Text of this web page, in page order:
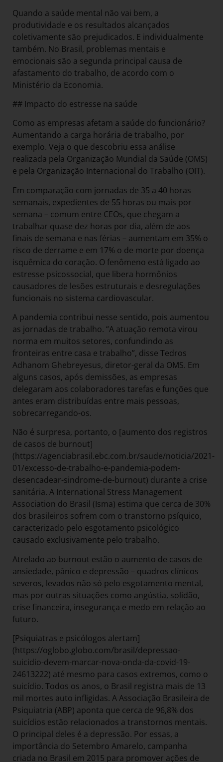
Quando a saúde mental não vai bem, a
produtividade e os resultados alcançados
coletivamente são prejudicados. E individualmente
também. No Brasil, problemas mentais e
emocionais são a segunda principal causa de
afastamento do trabalho, de acordo com o
Ministério da Economia.
## Impacto do estresse na saúde
Como as empresas afetam a saúde do funcionário?
Aumentando a carga horária de trabalho, por
exemplo. Veja o que descobriu essa análise
realizada pela Organização Mundial da Saúde (OMS)
e pela Organização Internacional do Trabalho (OIT).
Em comparação com jornadas de 35 a 40 horas
semanais, expedientes de 55 horas ou mais por
semana – comum entre CEOs, que chegam a
trabalhar quase dez horas por dia, além de aos
finais de semana e nas férias – aumentam em 35% o
risco de derrame e em 17% o de morte por doença
isquêmica do coração. O fenômeno está ligado ao
estresse psicossocial, que libera hormônios
causadores de lesões estruturais e desregulações
funcionais no sistema cardiovascular.
A pandemia contribui nesse sentido, pois aumentou
as jornadas de trabalho. “A atuação remota virou
norma em muitos setores, confundindo as
fronteiras entre casa e trabalho”, disse Tedros
Adhanom Ghebreyesus, diretor-geral da OMS. Em
alguns casos, após demissões, as empresas
delegaram aos colaboradores tarefas e funções que
antes eram distribuídas entre mais pessoas,
sobrecarregando-os.
Não é surpresa, portanto, o [aumento dos registros
de casos de burnout]
(https://agenciabrasil.ebc.com.br/saude/noticia/2021-
01/excesso-de-trabalho-e-pandemia-podem-
desencadear-sindrome-de-burnout) durante a crise
sanitária. A International Stress Management
Association do Brasil (Isma) estima que cerca de 30%
dos brasileiros sofrem com o transtorno psíquico,
caracterizado pelo esgotamento psicológico
causado exclusivamente pelo trabalho.
Atrelado ao burnout estão o aumento de casos de
ansiedade, pânico e depressão – quadros clínicos
severos, levados não só pelo esgotamento mental,
mas por outras situações como angústia, solidão,
crise financeira, insegurança e medo em relação ao
futuro.
[Psiquiatras e psicólogos alertam]
(https://oglobo.globo.com/brasil/depressao-
suicidio-devem-marcar-nova-onda-da-covid-19-
24613222) até mesmo para casos extremos, como o
suicídio. Todos os anos, o Brasil registra mais de 13
mil mortes auto infligidas. A Associação Brasileira de
Psiquiatria (ABP) aponta que cerca de 96,8% dos
suicídios estão relacionados a transtornos mentais.
O principal deles é a depressão. Por essas, a
importância do Setembro Amarelo, campanha
criada no Brasil em 2015 para promover ações de